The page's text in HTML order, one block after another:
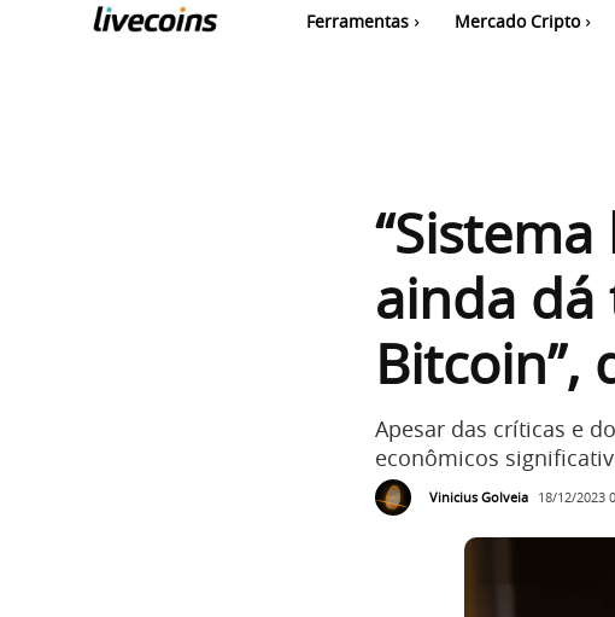
Ferramentas Mercado Cripto
ainda
Bitcoin”,
Apesar das críticas e
econômicos
Vinicius Golveia 18/12/2023